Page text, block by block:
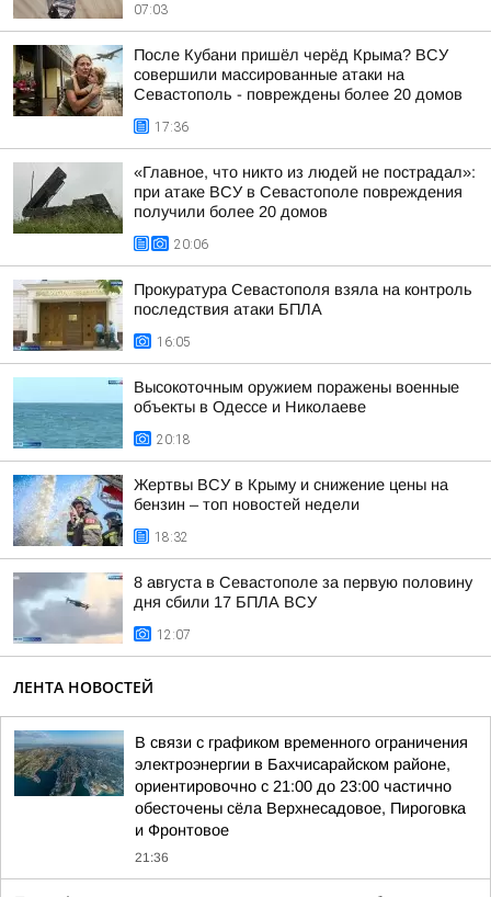
07:03
После Кубани пришёл черёд Крыма? ВСУ
совершили массированные атаки на
Севастополь - повреждены более 20 домов
17:36
«Главное, что никто из людей не пострадал»:
при атаке ВСУ в Севастополе повреждения
получили более 20 домов
20:06
Прокуратура Севастополя взяла на контроль
последствия атаки БПЛА
16:05
Высокоточным оружием поражены военные
объекты в Одессе и Николаеве
20:18
Жертвы ВСУ в Крыму и снижение цены на
бензин – топ новостей недели
18:32
8 августа в Севастополе за первую половину
дня сбили 17 БПЛА ВСУ
12:07
ЛЕНТА НОВОСТЕЙ
В связи с графиком временного ограничения
электроэнергии в Бахчисарайском районе,
ориентировочно с 21:00 до 23:00 частично
обесточены сёла Верхнесадовое, Пироговка
и Фронтовое
21:36